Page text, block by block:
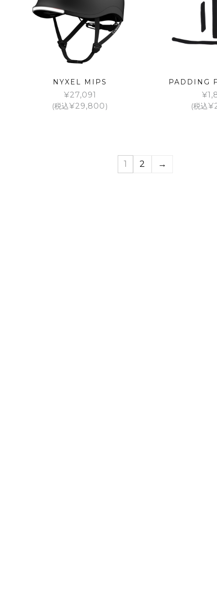
NYXEL MIPS
¥27,091
(税込¥29,800)
PADDING
¥
(税込¥
1 2 →